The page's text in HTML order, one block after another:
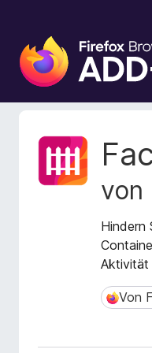
A
d
d
-
von
Hindern
Aktivität
VonVon
M
t